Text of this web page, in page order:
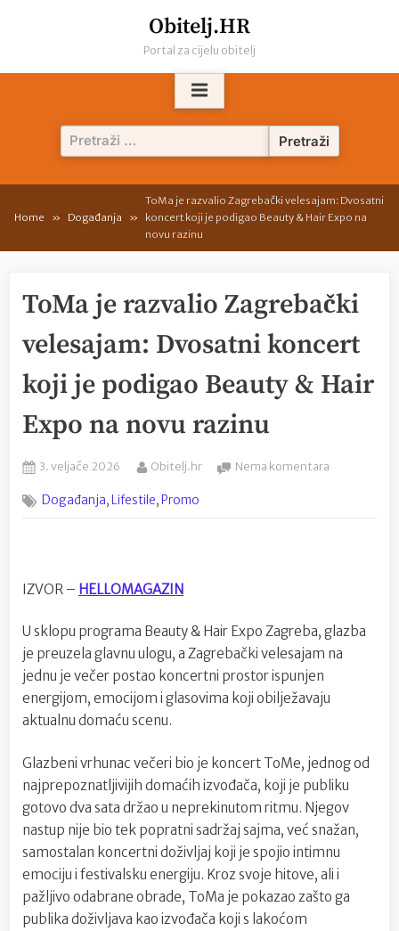
Obitelj.HR
Portal za cijelu obitelj
Pretraži:
Home Događanja
ToMa je razvalio Zagrebački velesajam: Dvosatni
koncert koji je podigao Beauty & Hair Expo na
novu razinu
ToMa je razvalio Zagrebački
velesajam: Dvosatni koncert
koji je podigao Beauty & Hair
Expo na novu razinu
Posted
3. veljače 2026 By
Obitelj.hr Nema komentara
razvalio
je
podigao
novu
razinu
Događanja,Lifestile,Promo
IZVOR – HELLOMAGAZIN
U sklopu programa Beauty & Hair Expo Zagreba, glazba
je preuzela glavnu ulogu, a Zagrebački velesajam na
jednu je večer postao koncertni prostor ispunjen
energijom, emocijom i glasovima koji obilježavaju
aktualnu domaću scenu.
Glazbeni vrhunac večeri bio je koncert ToMe, jednog od
najprepoznatljivijih domaćih izvođača, koji je publiku
gotovo dva sata držao u neprekinutom ritmu. Njegov
nastup nije bio tek popratni sadržaj sajma, već snažan,
samostalan koncertni doživljaj koji je spojio intimnu
emociju i festivalsku energiju. Kroz svoje hitove, ali i
pažljivo odabrane obrade, ToMa je pokazao zašto ga
publika doživljava kao izvođača koji s lakoćom